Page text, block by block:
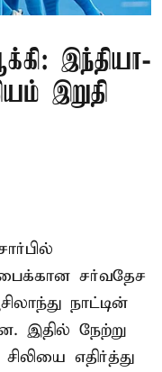
இந்தியா-
இறுதி
சர்வதேச
நாட்டின்
இதில் நேற்று
எதிர்த்து